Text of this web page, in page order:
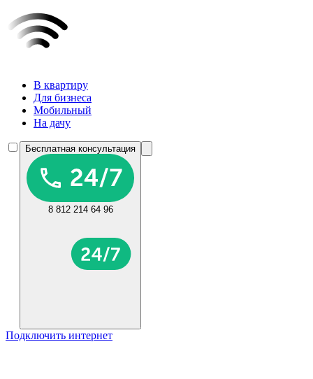
В квартиру
Для бизнеса
Мобильный
На дачу
Бесплатная консультация
8 812 214 64 96
Подключить интернет